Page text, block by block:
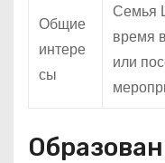
Общие
интере
сы
Семья
время
или